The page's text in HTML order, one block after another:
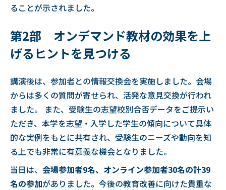
ることが示されました。
第2部 オンデマンド教材の効果を上
げるヒントを見つける
講演後は、参加者との情報交換会を実施しました。会場
からは多くの質問が寄せられ、活発な意見交換が行われ
ました。 また、受験生の志望校別合否データをご提示い
ただき、本学を志望・入学した学生の傾向について具体
的な実例をもとに共有され、受験生のニーズや動向を知
る上でも非常に有意義な機会となりました。
当日は、 会場参加者9名、オンライン参加者30名の計39
名の参加がありました。今後の教育改善に向けた貴重な